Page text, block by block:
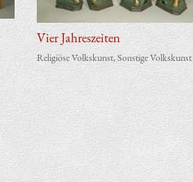
Vier Jah­res­zei­ten
Religiöse Volkskunst,Sonstige Volkskunst